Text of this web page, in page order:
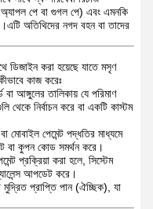
অ্যাপল পে বা গুগল পে) এবং এমনকি
অতিথিদের নগদ বহন বা তাদের
ডিজাইন করা হয়েছে যাতে মসৃণ
কাজ করেঃ
বা আঙ্গুলের তালিকায় যে পরিমাণ
থেকে নির্বাচন করে বা একটি কাস্টম
মোবাইল পেমেন্ট পদ্ধতির মাধ্যমে
বা কুপন কোড সমর্থন করে।
প্রক্রিয়া করা হলে, সিস্টেম
আপডেট করে।
মুদ্রিত প্রাপ্তি পান (ঐচ্ছিক), যা